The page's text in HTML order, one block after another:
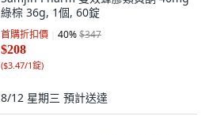
綠棕 36g, 1個, 60錠
首購折扣價 40%$347
$208
($3.47/1錠)
8/12 星期三 預計送達